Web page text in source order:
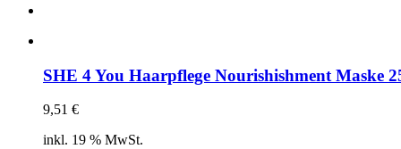
SHE 4 You Haarpflege Nourishishment Maske
9,51 €
inkl. 19 % MwSt.